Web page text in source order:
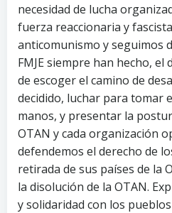
necesidad de lucha
fuerza reaccionaria y
anticomunismo y seguimos
FMJE siempre han hecho, el
de escoger el camino de
decidido, luchar para tomar
manos, y presentar la
OTAN y cada organización
defendemos el derecho de
retirada de sus países de la
la disolución de la OTAN.
y solidaridad con los